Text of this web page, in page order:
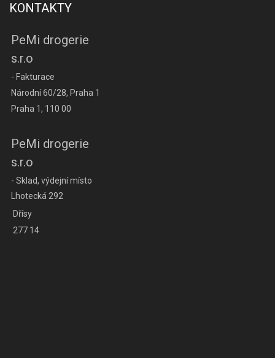
KONTAKTY
PeMi drogerie
s.r.o
- Fakturace
Národní 60/28, Praha 1
Praha 1, 110 00
PeMi drogerie
s.r.o
- Sklad, výdejní místo
Lhotecká 292
Dřísy
277 14